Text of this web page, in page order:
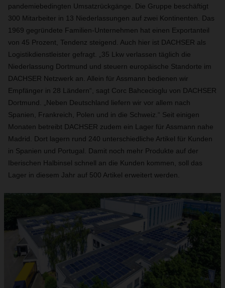
pandemiebedingten Umsatzrückgänge. Die Gruppe beschäftigt
300 Mitarbeiter in 13 Niederlassungen auf zwei Kontinenten. Das
1969 gegründete Familien-Unternehmen hat einen Exportanteil
von 45 Prozent, Tendenz steigend. Auch hier ist DACHSER als
Logistikdienstleister gefragt. „35 Lkw verlassen täglich die
Niederlassung Dortmund und steuern europäische Standorte im
DACHSER Netzwerk an. Allein für Assmann bedienen wir
Empfänger in 28 Ländern“, sagt Corc Bahcecioglu von DACHSER
Dortmund. „Neben Deutschland liefern wir vor allem nach
Spanien, Frankreich, Polen und in die Schweiz.“ Seit einigen
Monaten betreibt DACHSER zudem ein Lager für Assmann nahe
Madrid. Dort lagern rund 240 unterschiedliche Artikel für Kunden
in Spanien und Portugal. Damit noch mehr Produkte auf der
Iberischen Halbinsel schnell an die Kunden kommen, soll das
Lager in diesem Jahr auf 500 Artikel erweitert werden.